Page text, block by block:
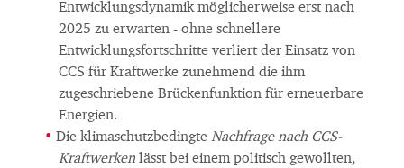
Entwicklungsdynamik möglicherweise erst nach
2025 zu erwarten - ohne schnellere
Entwicklungsfortschritte verliert der Einsatz von
CCS für Kraftwerke zunehmend die ihm
zugeschriebene Brückenfunktion für erneuerbare
Energien.
Die klimaschutzbedingte Nachfrage nach CCS-
Kraftwerken lässt bei einem politisch gewollten,